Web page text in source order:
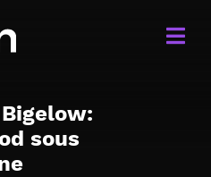
sous